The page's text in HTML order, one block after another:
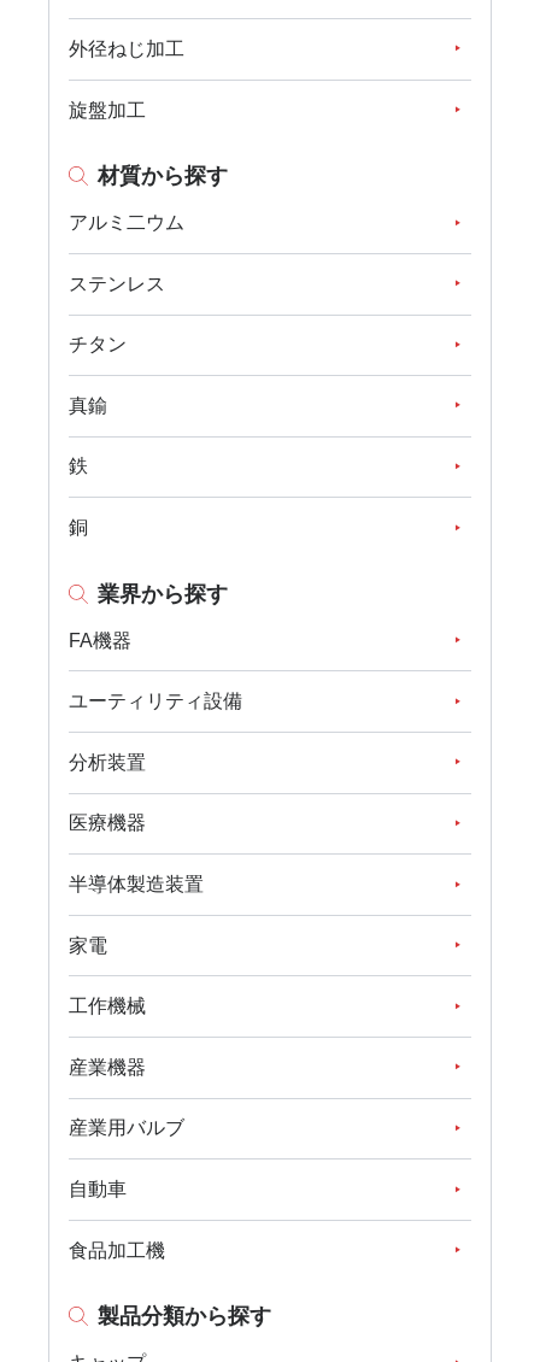
外径ねじ加工
旋盤加工
材質から探す
アルミ二ウム
ステンレス
チタン
真鍮
鉄
銅
業界から探す
FA機器
ユーティリティ設備
分析装置
医療機器
半導体製造装置
家電
工作機械
産業機器
産業用バルブ
自動車
食品加工機
製品分類から探す